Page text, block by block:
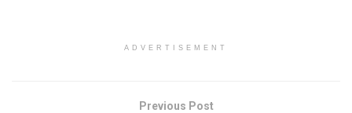
ADVERTISEMENT
Previous Post